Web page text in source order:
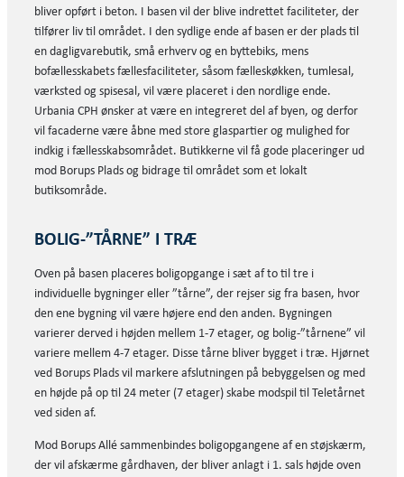
bliver opført i beton. I basen vil der blive indrettet faciliteter, der
tilfører liv til området. I den sydlige ende af basen er der plads til
en dagligvarebutik, små erhverv og en byttebiks, mens
bofællesskabets fællesfaciliteter, såsom fælleskøkken, tumlesal,
værksted og spisesal, vil være placeret i den nordlige ende.
Urbania CPH ønsker at være en integreret del af byen, og derfor
vil facaderne være åbne med store glaspartier og mulighed for
indkig i fællesskabsområdet. Butikkerne vil få gode placeringer ud
mod Borups Plads og bidrage til området som et lokalt
butiksområde.
BOLIG-”TÅRNE” I TRÆ
Oven på basen placeres boligopgange i sæt af to til tre i
individuelle bygninger eller ”tårne”, der rejser sig fra basen, hvor
den ene bygning vil være højere end den anden. Bygningen
varierer derved i højden mellem 1-7 etager, og bolig-”tårnene” vil
variere mellem 4-7 etager. Disse tårne bliver bygget i træ. Hjørnet
ved Borups Plads vil markere afslutningen på bebyggelsen og med
en højde på op til 24 meter (7 etager) skabe modspil til Teletårnet
ved siden af.
Mod Borups Allé sammenbindes boligopgangene af en støjskærm,
der vil afskærme gårdhaven, der bliver anlagt i 1. sals højde oven